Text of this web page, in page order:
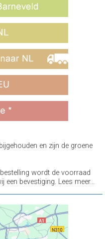
en zijn de groene
wordt de voorraad
bevestiging. Lees meer...